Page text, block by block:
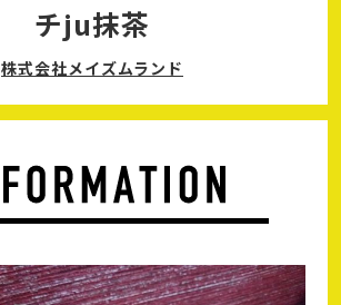
チju抹茶
株式会社メイズムランド